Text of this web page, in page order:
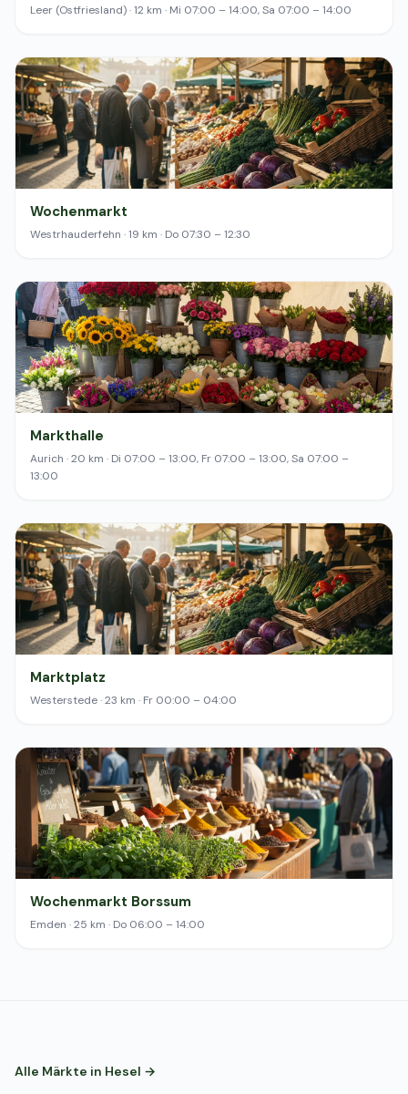
Leer (Ostfriesland) · 12 km · Mi 07:00 – 14:00, Sa 07:00 – 14:00
Wochenmarkt
Westrhauderfehn · 19 km · Do 07:30 – 12:30
Markthalle
Aurich · 20 km · Di 07:00 – 13:00, Fr 07:00 – 13:00, Sa 07:00 –
13:00
Marktplatz
Westerstede · 23 km · Fr 00:00 – 04:00
Wochenmarkt Borssum
Emden · 25 km · Do 06:00 – 14:00
Alle Märkte in Hesel →